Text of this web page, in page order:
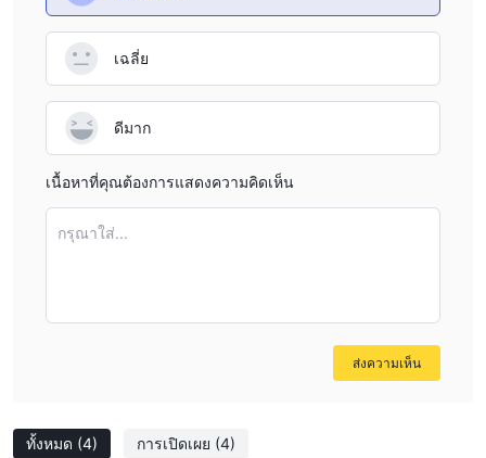
ทั้งหมด (4) การเปิดเผย (4)
เฉลี่ย
ดีมาก
เนื้อหาที่คุณต้องการแสดงความคิดเห็น
กรุณาใส่...
ส่งความเห็น